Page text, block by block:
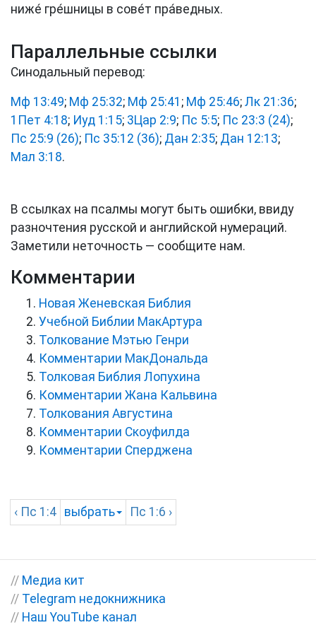
ниже́ гре́шницы в сове́т пра́ведных.
Параллельные ссылки
Синодальный перевод:
Мф 13:49; Мф 25:32; Мф 25:41 ; Мф 25:46; Лк 21:36;
1Пет 4:18; Иуд 1:15; 3Цар 2:9; Пс 5:5; Пс 23:3 (24);
Пс 25:9 (26); Пс 35:12 (36); Дан 2:35; Дан 12:13;
Мал 3:18.
В ссылках на псалмы могут быть ошибки, ввиду
разночтения русской и английской нумераций.
Заметили неточность — сообщите нам.
Комментарии
Новая Женевская Библия
Учебной Библии МакАртура
Толкование Мэтью Генри
Комментарии МакДональда
Толковая Библия Лопухина
Комментарии Жана Кальвина
Толкования Августина
Комментарии Скоуфилда
Комментарии Сперджена
‹ Пс 1:4 выбрать Пс 1:6 ›
// Медиа кит
// Telegram недокнижника
// Наш YouTube канал